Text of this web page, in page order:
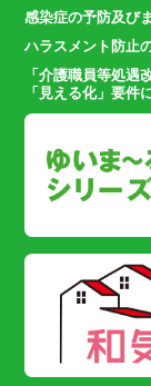
感染症の予防及び
ハラスメント防止
「介護職員等処遇
「見える化」要件